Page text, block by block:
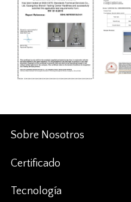
Sobre Nosotros
Certificado
Tecnología